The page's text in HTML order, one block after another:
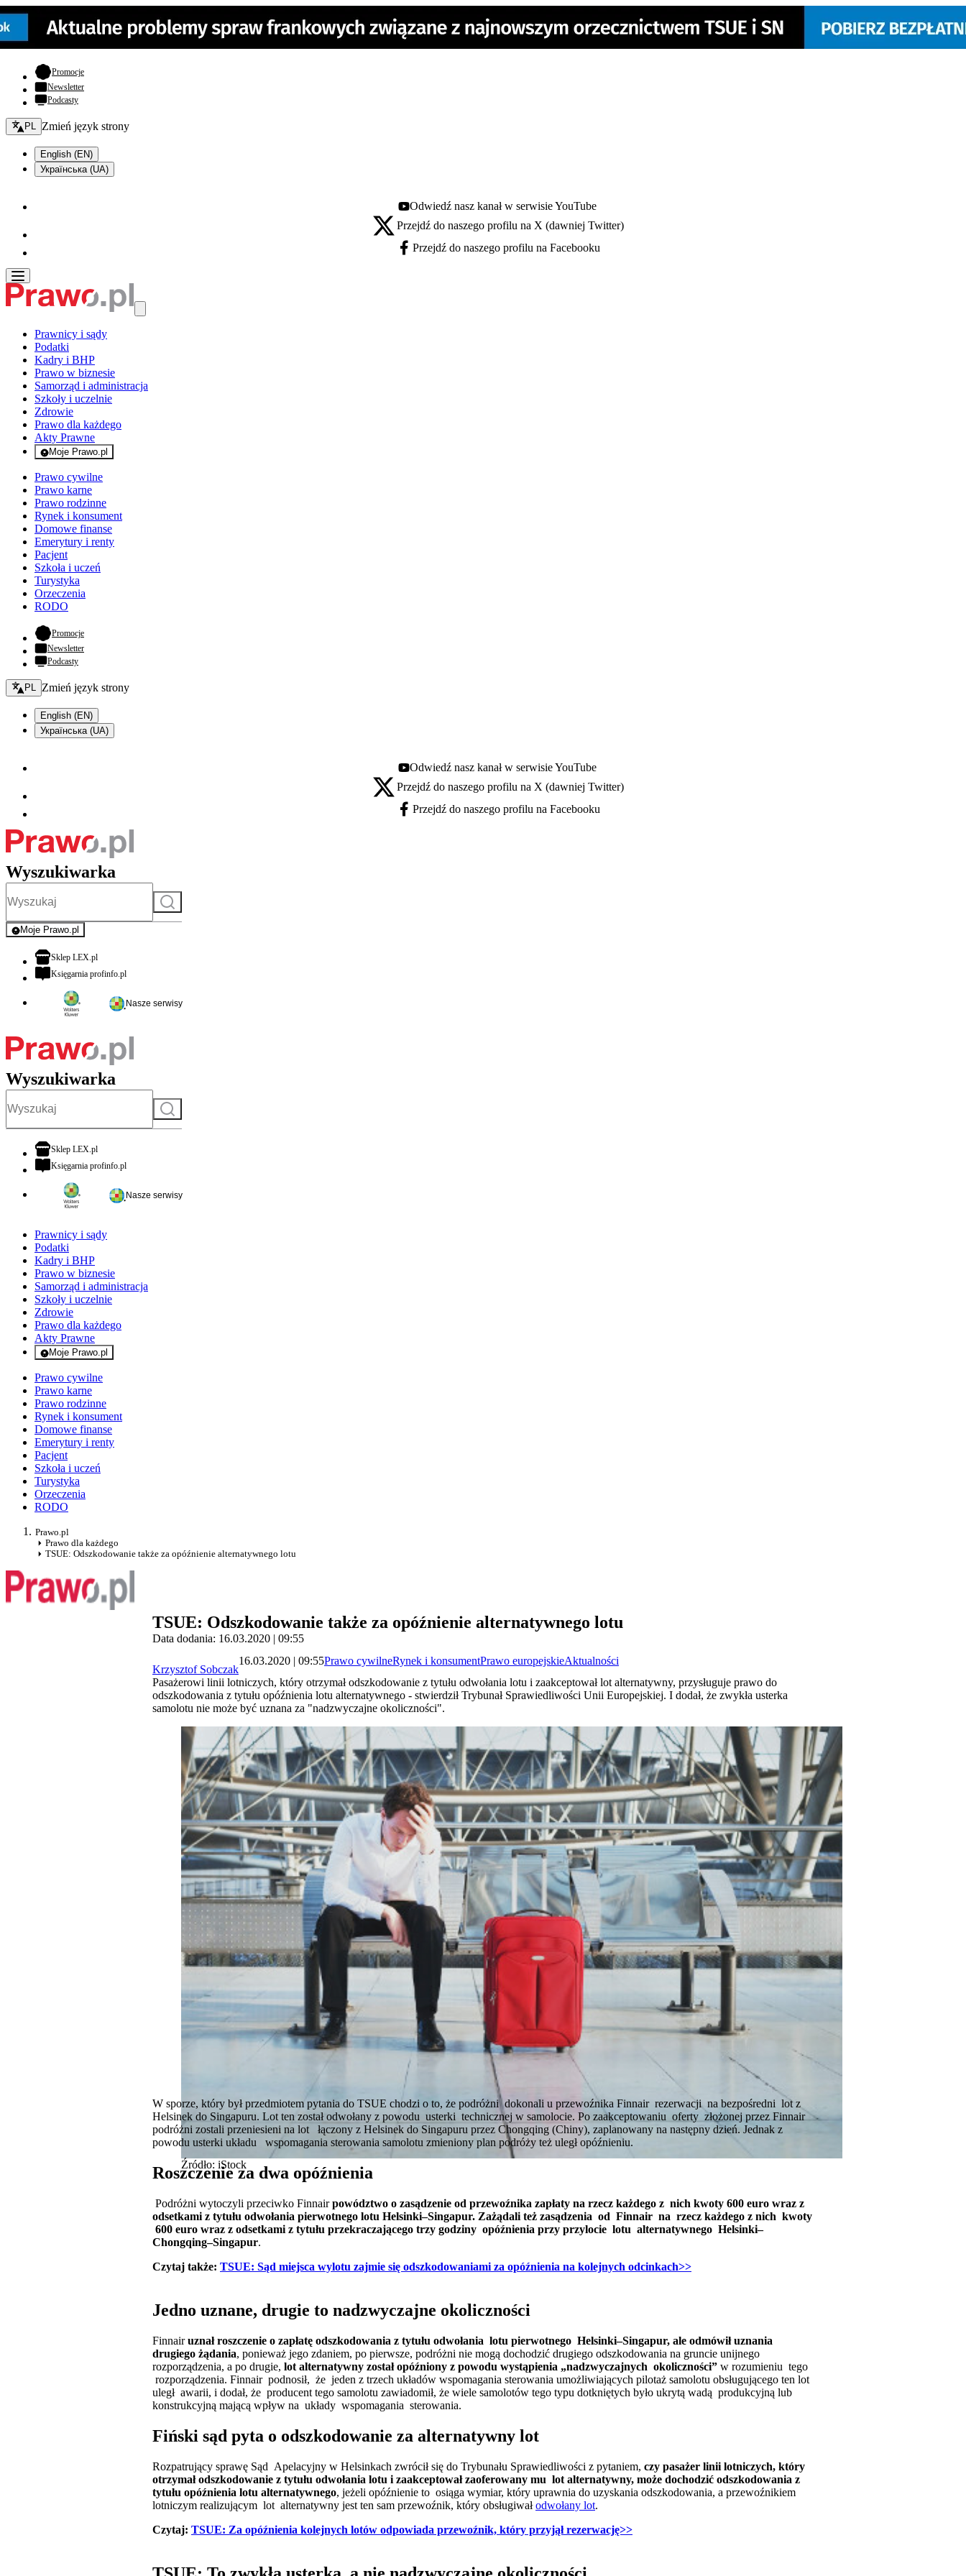
Promocje- otwiera się w nowej karcie
Newsletter
Podcasty
Zmień język - bieżący:
PL Zmień język strony
English (EN)
Українська (UA)
Youtube - otwiera się w nowej karcie
Odwiedź nasz kanał w serwisie YouTube
X - otwiera się w nowej karcie
Przejdź do naszego profilu na X (dawniej Twitter)
Facebook - otwiera się w nowej karcie
Przejdź do naszego profilu na Facebooku
Prawnicy i sądy
Podatki
Kadry i BHP
Prawo w biznesie
Samorząd i administracja
Szkoły i uczelnie
Zdrowie
Prawo dla każdego
Akty Prawne
Moje Prawo.pl
- rejestracja i logowanie do serwisu
Prawo cywilne
Prawo karne
Prawo rodzinne
Rynek i konsument
Domowe finanse
Emerytury i renty
Pacjent
Szkoła i uczeń
Turystyka
Orzeczenia
RODO
Promocje- otwiera się w nowej karcie
Newsletter
Podcasty
Zmień język - bieżący:
PL Zmień język strony
English (EN)
Українська (UA)
Youtube - otwiera się w nowej karcie
Odwiedź nasz kanał w serwisie YouTube
X - otwiera się w nowej karcie
Przejdź do naszego profilu na X (dawniej Twitter)
Facebook - otwiera się w nowej karcie
Przejdź do naszego profilu na Facebooku
Wyszukiwarka
Szukaj
Moje Prawo.pl
- rejestracja i logowanie do serwisu
Sklep LEX.plotwiera się w nowej karcie
Księgarnia profinfo.plotwiera się w nowej karcie
Nasze serwisy
Wyszukiwarka
Szukaj
Sklep LEX.plotwiera się w nowej karcie
Księgarnia profinfo.plotwiera się w nowej karcie
Nasze serwisy
Prawnicy i sądy
Podatki
Kadry i BHP
Prawo w biznesie
Samorząd i administracja
Szkoły i uczelnie
Zdrowie
Prawo dla każdego
Akty Prawne
Moje Prawo.pl
- rejestracja i logowanie do serwisu
Prawo cywilne
Prawo karne
Prawo rodzinne
Rynek i konsument
Domowe finanse
Emerytury i renty
Pacjent
Szkoła i uczeń
Turystyka
Orzeczenia
RODO
Prawo.pl
Prawo dla każdego
TSUE: Odszkodowanie także za opóźnienie alternatywnego lotu
TSUE: Odszkodowanie także za opóźnienie alternatywnego lotu
Data dodania: 16.03.2020 | 09:55
Krzysztof Sobczak
16.03.2020 | 09:55Prawo cywilneRynek i konsumentPrawo europejskieAktualności
Pasażerowi linii lotniczych, który otrzymał odszkodowanie z tytułu odwołania lotu i zaakceptował lot alternatywny, przysługuje prawo do
odszkodowania z tytułu opóźnienia lotu alternatywnego - stwierdził Trybunał Sprawiedliwości Unii Europejskiej. I dodał, że zwykła usterka
samolotu nie może być uznana za "nadzwyczajne okoliczności".
Źródło: iStock
W sporze, który był przedmiotem pytania do TSUE chodzi o to, że podróżni dokonali u przewoźnika Finnair rezerwacji na bezpośredni lot z
Helsinek do Singapuru. Lot ten został odwołany z powodu usterki technicznej w samolocie. Po zaakceptowaniu oferty złożonej przez Finnair
podróżni zostali przeniesieni na lot łączony z Helsinek do Singapuru przez Chongqing (Chiny), zaplanowany na następny dzień. Jednak z
powodu usterki układu wspomagania sterowania samolotu zmieniony plan podróży też uległ opóźnieniu.
Roszczenie za dwa opóźnienia
Podróżni wytoczyli przeciwko Finnairpowództwo o zasądzenie od przewoźnika zapłaty na rzecz każdego z nich kwoty 600 euro wraz z
odsetkami z tytułu odwołania pierwotnego lotu Helsinki–Singapur. Zażądali też zasądzenia od Finnair na rzecz każdego z nich kwoty
600 euro wraz z odsetkami z tytułu przekraczającego trzy godziny opóźnienia przy przylocie lotu alternatywnego Helsinki–
Chongqing–Singapur.
Czytaj także: TSUE: Sąd miejsca wylotu zajmie się odszkodowaniami za opóźnienia na kolejnych odcinkach>>
Jedno uznane, drugie to nadzwyczajne okoliczności
Finnairuznał roszczenie o zapłatę odszkodowania z tytułu odwołania lotu pierwotnego Helsinki–Singapur, ale odmówił uznania
drugiego żądania, ponieważ jego zdaniem, po pierwsze, podróżni nie mogą dochodzić drugiego odszkodowania na gruncie unijnego
rozporządzenia, a po drugie, lot alternatywny został opóźniony z powodu wystąpienia „nadzwyczajnych okoliczności” w rozumieniu tego
rozporządzenia. Finnair podnosił, że jeden z trzech układów wspomagania sterowania umożliwiających pilotaż samolotu obsługującego ten lot
uległ awarii, i dodał, że producent tego samolotu zawiadomił, że wiele samolotów tego typu dotkniętych było ukrytą wadą produkcyjną lub
konstrukcyjną mającą wpływ na układy wspomagania sterowania.
Fiński sąd pyta o odszkodowanie za alternatywny lot
Rozpatrujący sprawę Sąd Apelacyjny w Helsinkach zwrócił się do Trybunału Sprawiedliwości z pytaniem, czy pasażer linii lotniczych, który
otrzymał odszkodowanie z tytułu odwołania lotu i zaakceptował zaoferowany mu lot alternatywny, może dochodzić odszkodowania z
tytułu opóźnienia lotu alternatywnego, jeżeli opóźnienie to osiąga wymiar, który uprawnia do uzyskania odszkodowania, a przewoźnikiem
lotniczym realizującym lot alternatywny jest ten sam przewoźnik, który obsługiwałodwołany lot.
Czytaj: TSUE: Za opóźnienia kolejnych lotów odpowiada przewoźnik, który przyjął rezerwację>>